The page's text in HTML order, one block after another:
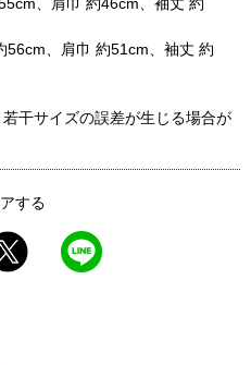
56cm、肩巾 約51cm、袖丈 約
干サイズの誤差が生じる場合が
する